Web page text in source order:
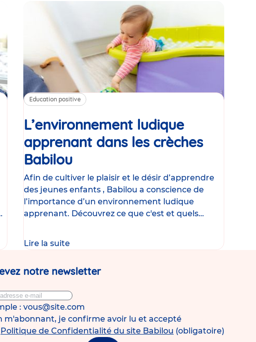
Education positive
L’environnement ludique
apprenant dans les crèches
BabilouArticle
Afin de cultiver le plaisir et le désir d’apprendre
des jeunes enfants , Babilou a conscience de
l’importance d’un environnement ludique
apprenant. Découvrez ce que c'est et quels
Lire la suite
notre newsletter
: vous@site.com
m'abonnant, je confirme avoir lu et accepté
Politique de Confidentialité du site Babilou (obligatoire)